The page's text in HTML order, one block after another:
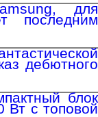
для
последним
дебютного
блок
Вт с топовой